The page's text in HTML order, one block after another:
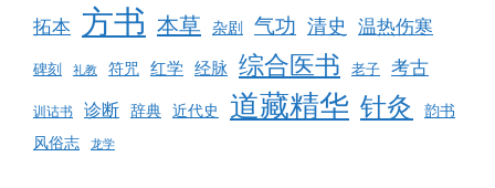
拓本 方书 本草 杂剧 气功 清史 温热伤寒
碑刻 礼教 符咒 红学 经脉 综合医书 老子 考古
训诂书 诊断 辞典 近代史 道藏精华 针灸 韵书
风俗志 龙学